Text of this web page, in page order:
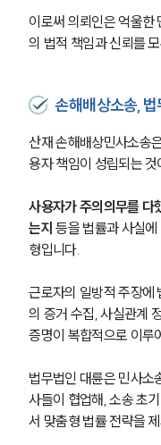
글
이로써 의뢰인은 억울한
의 법적 책임과 신뢰를
손해배상소송,
산재 손해배상민사소송
용자 책임이 성립되는 것
사용자가 주의의무를 다
는지 등을 법률과 사실
형입니다.
근로자의 일방적 주장에
의 증거 수집, 사실관계
증명이 복합적으로 이루
법무법인 대륜은 민사소
사들이 협업해, 소송 초
서 맞춤형 법률 전략을